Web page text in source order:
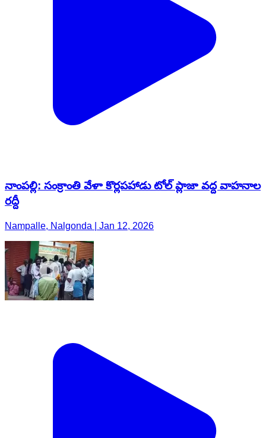
నాంపల్లి: సంక్రాంతి వేళా కొర్లపహాడు టోల్ ప్లాజా వద్ద వాహనాల
రద్దీ
Nampalle, Nalgonda | Jan 12, 2026